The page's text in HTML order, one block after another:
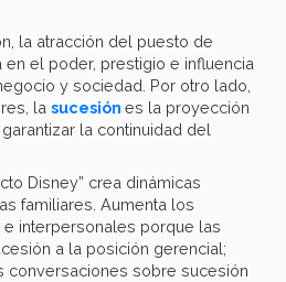
la atracción del puesto de
el poder, prestigio e influencia
y sociedad. Por otro lado,
la sucesión es la proyección
la continuidad del
Disney” crea dinámicas
familiares. Aumenta los
interpersonales porque las
a la posición gerencial;
conversaciones sobre sucesión